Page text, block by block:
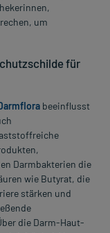
um
für
beeinflusst
Darmbakterien die
wie Butyrat, die
stärken und
die Darm-Haut-